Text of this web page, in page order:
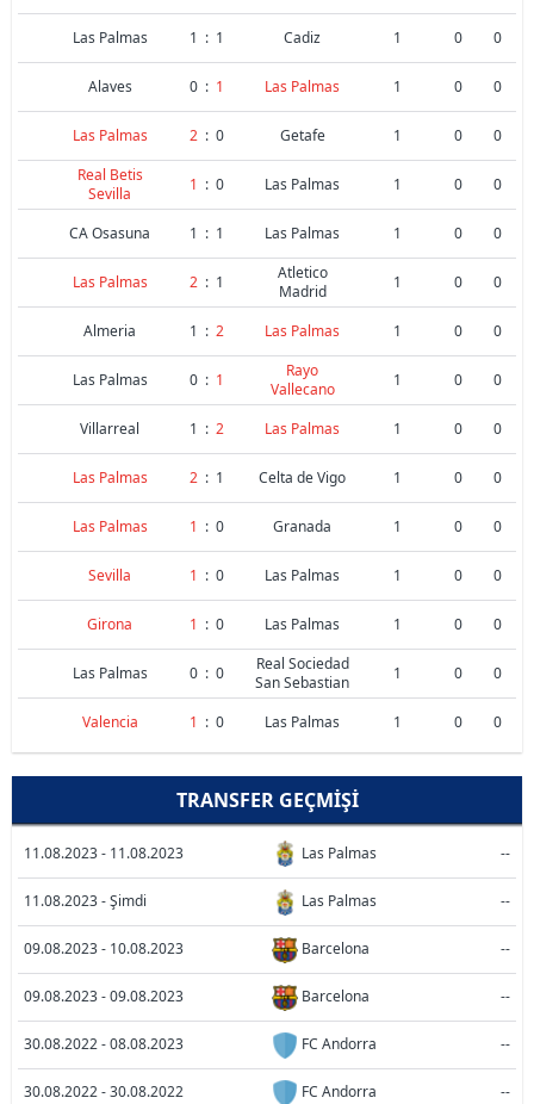
Las Palmas 1 : 1 Cadiz 1 0 0
Alaves 0 : 1 Las Palmas 1 0 0
Las Palmas 2 : 0 Getafe 1 0
0
Real Betis
Sevilla
1 : 0 Las Palmas 1 0 0
CA Osasuna 1 : 1 Las Palmas 1 0 0
Las Palmas 2 : 1
Atletico
Madrid
1 0 0
Almeria 1 : 2 Las Palmas 1 0 0
Las Palmas 0 : 1
Rayo
Vallecano
1 0 0
Villarreal 1 : 2 Las Palmas 1 0 0
Las Palmas 2 : 1 Celta de Vigo 1 0 0
Las Palmas 1 : 0 Granada 1 0 0
Sevilla 1 : 0 Las Palmas 1 0 0
Girona 1 : 0 Las Palmas 1 0 0
Las Palmas 0 : 0
Real Sociedad
San Sebastian
1 0 0
Valencia 1 : 0 Las Palmas 1 0 0
TRANSFER GEÇMIŞI
11.08.2023 - 11.08.2023 Las Palmas --
11.08.2023 - Şimdi Las Palmas --
09.08.2023 - 10.08.2023 Barcelona --
09.08.2023 - 09.08.2023 Barcelona --
30.08.2022 - 08.08.2023 FC Andorra --
30.08.2022 - 30.08.2022 FC Andorra --